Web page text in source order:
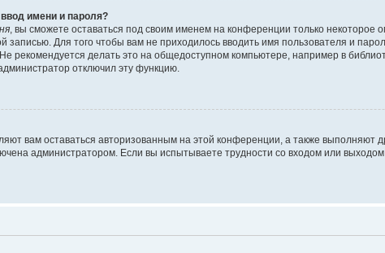
имени и пароля?
, вы сможете оставаться под своим именем на конференции только некоторое
записью. Для того чтобы вам не приходилось вводить имя пользователя и
рекомендуется делать это на общедоступном компьютере, например в
отключил эту функцию.
вам оставаться авторизованным на этой конференции, а также выполняют
администратором. Если вы испытываете трудности со входом или